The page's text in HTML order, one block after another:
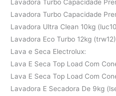
Lavadora Turbo Capacidade
Lavadora Turbo Capacidade
Lavadora Ultra Clean 10kg
Lavadora Eco Turbo 12kg (trw12)
Lava e Seca Electrolux:
Lava E Seca Top Load Com
Lava E Seca Top Load Com
Lavadora E Secadora De 9kg